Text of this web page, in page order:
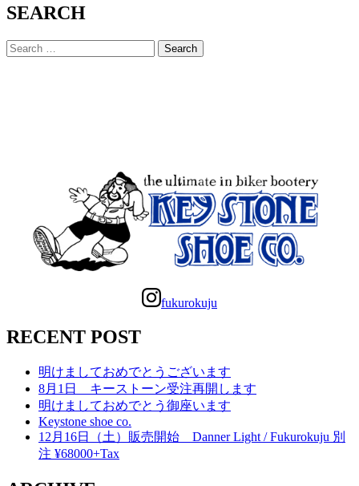
SEARCH
fukurokuju
RECENT POST
明けましておめでとうございます
8月1日 キーストーン受注再開します
明けましておめでとう御座います
Keystone shoe co.
12月16日（土）販売開始 Danner Light / Fukurokuju 別
注 ¥68000+Tax